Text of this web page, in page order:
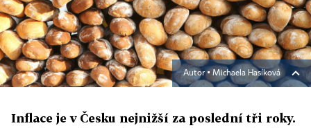
Autor ▪ Michaela Hasíková
Inflace je v Česku nejnižší za poslední tři roky.